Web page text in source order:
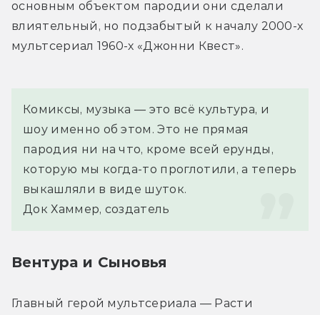
основным объектом пародии они сделали
влиятельный, но подзабытый к началу 2000-х
мультсериал 1960-х «Джонни Квест».
Комиксы, музыка — это всё культура, и
шоу именно об этом. Это не прямая
пародия ни на что, кроме всей ерунды,
которую мы когда-то проглотили, а теперь
выкашляли в виде шуток.
Док Хаммер, создатель
Вентура и Сыновья
Главный герой мультсериала — Расти